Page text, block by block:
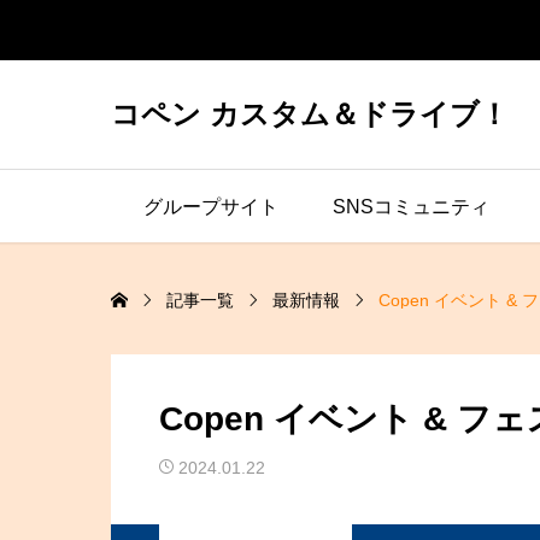
コペン カスタム＆ドライブ！
グループサイト SNSコミュニティ
記事一覧 最新情報 Copen イベント &
Copen イベント & フェ
2024.01.22